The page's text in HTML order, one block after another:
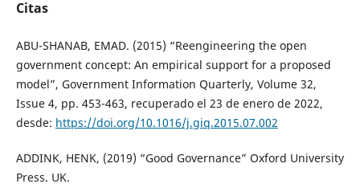
Citas
ABU-SHANAB, EMAD. (2015) “Reengineering the open
government concept: An empirical support for a proposed
model”, Government Information Quarterly, Volume 32,
Issue 4, pp. 453-463, recuperado el 23 de enero de 2022,
desde: https://doi.org/10.1016/j.giq.2015.07.002
ADDINK, HENK, (2019) “Good Governance” Oxford University
Press. UK.